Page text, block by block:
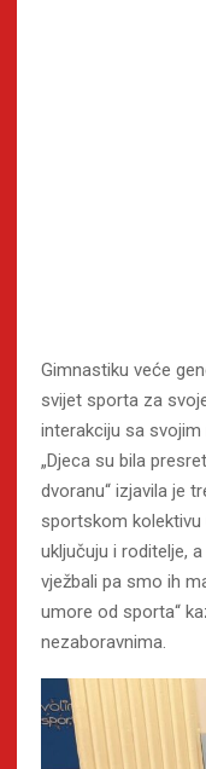
Gimnastiku veće
svijet sporta za
interakciju sa
„Djeca su bila
dvoranu“ izjavila je
sportskom kolektivu
uključuju i roditelje,
vježbali pa smo ih
umore od sporta“
nezaboravnima.